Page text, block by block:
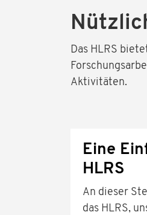
Das HLRS
Aktivitäten.
Eine
HLRS
An dieser
das HLRS,